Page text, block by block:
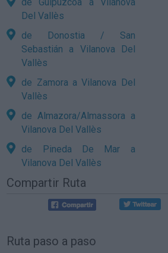
Del Vallès
de Donostia / San
Sebastián a Vilanova Del
Vallès
de Zamora a Vilanova Del
Vallès
de Almazora/Almassora a
Vilanova Del Vallès
de Pineda De Mar a
Vilanova Del Vallès
Compartir Ruta
Ruta paso a paso